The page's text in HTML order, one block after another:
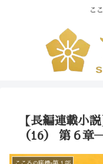
こ
【長編連載小
（16） 第６